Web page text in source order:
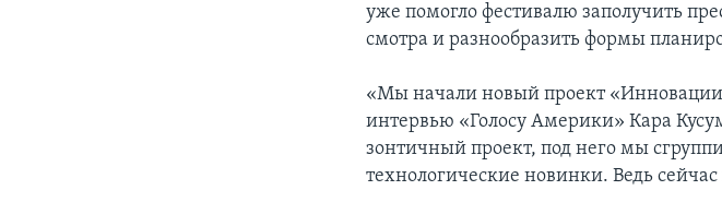
уже помогло фестивалю заполучить
смотра и разнообразить формы
«Мы начали новый проект
интервью «Голосу Америки» Кара
зонтичный проект, под него мы
технологические новинки. Ведь